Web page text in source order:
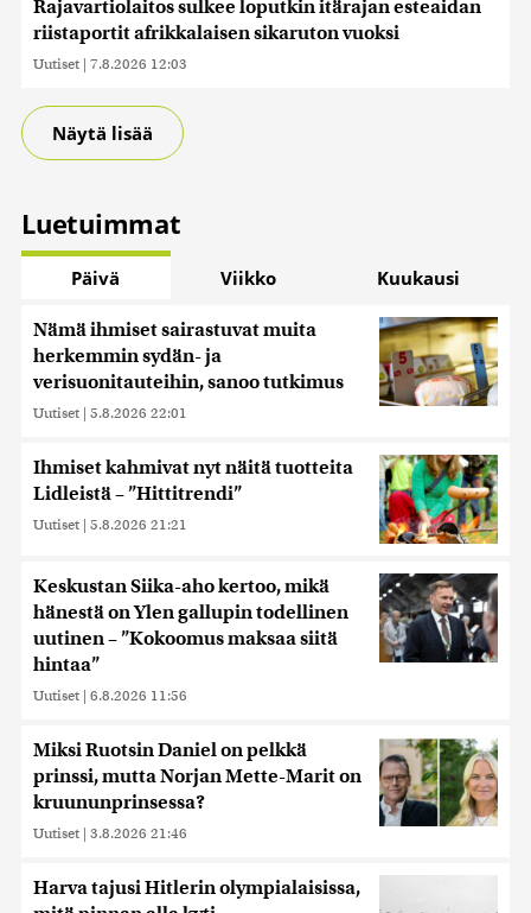
Rajavartiolaitos sulkee loputkin itärajan esteaidan
riistaportit afrikkalaisen sikaruton vuoksi
Uutiset | 7.8.2026 12:03
Näytä lisää
Luetuimmat
Päivä Viikko Kuukausi
Nämä ihmiset sairastuvat muita
herkemmin sydän- ja
verisuonitauteihin, sanoo tutkimus
Uutiset | 5.8.2026 22:01
Ihmiset kahmivat nyt näitä tuotteita
Lidleistä – ”Hittitrendi”
Uutiset | 5.8.2026 21:21
Keskustan Siika-aho kertoo, mikä
hänestä on Ylen gallupin todellinen
uutinen – ”Kokoomus maksaa siitä
hintaa”
Uutiset | 6.8.2026 11:56
Miksi Ruotsin Daniel on pelkkä
prinssi, mutta Norjan Mette-Marit on
kruununprinsessa?
Uutiset | 3.8.2026 21:46
Harva tajusi Hitlerin olympialaisissa,